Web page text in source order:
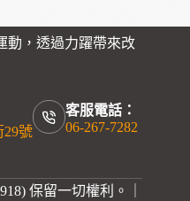
動，透過力躍帶來改
29號
客服電話：
06-267-7282
保留一切權利。｜